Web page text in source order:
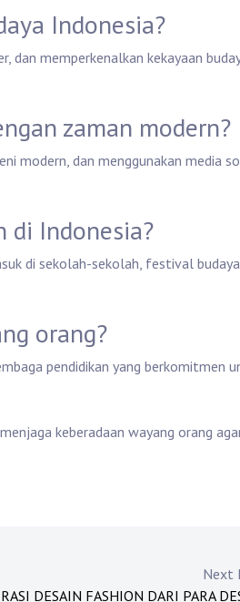
Indonesia?
dan memperkenalkan kekayaan
zaman modern?
modern, dan menggunakan media
di Indonesia?
di sekolah-sekolah, festival
orang?
pendidikan yang berkomitmen
keberadaan wayang orang
Next
DESAIN FASHION DARI PARA